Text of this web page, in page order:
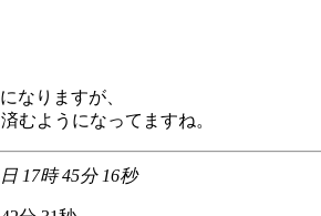
なりますが、
むようになってますね。
17時 45分 16秒